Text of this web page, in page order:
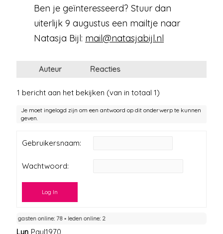
Ben je geïnteresseerd? Stuur dan
uiterlijk 9 augustus een mailtje naar
Natasja Bijl: mail@natasjabijl.nl
Auteur Reacties
1 bericht aan het bekijken (van in totaal 1)
Je moet ingelogd zijn om een antwoord op dit onderwerp te kunnen
geven.
Gebruikersnaam:
Wachtwoord:
Log In
gasten online: 78 ▪︎ leden online: 2
Lyn Paul1970